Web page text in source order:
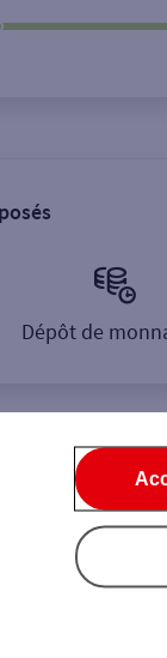
Dépôt de